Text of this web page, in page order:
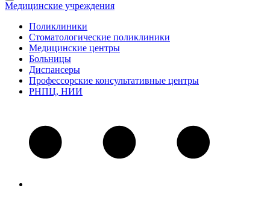
Медицинские учреждения
Поликлиники
Стоматологические поликлиники
Медицинские центры
Больницы
Диспансеры
Профессорские консультативные центры
РНПЦ, НИИ